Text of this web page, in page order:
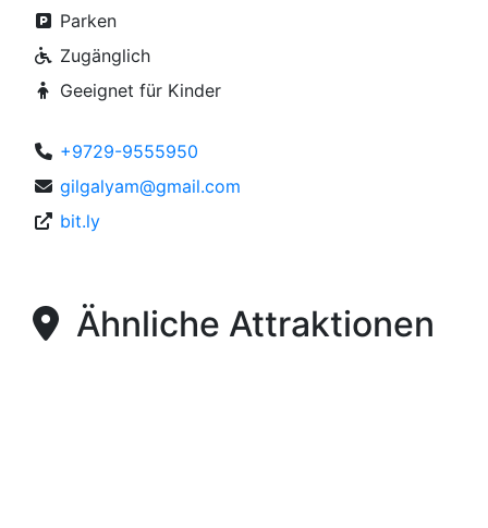
Parken
Zugänglich
Geeignet für Kinder
+9729-9555950
gilgalyam@gmail.com
bit.ly
Ähnliche Attraktionen